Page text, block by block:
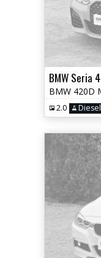
BMW Seria 4
2.0 Diesel